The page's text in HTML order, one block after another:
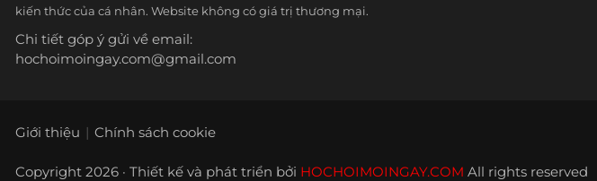
kiến thức của cá nhân. Website không có giá trị thương mại.
Chi tiết góp ý gửi về email:
hochoimoingay.com@gmail.com
Giới thiệu Chính sách cookie
Copyright 2026 · Thiết kế và phát triển bởi HOCHOIMOINGAY.COM All rights reserved